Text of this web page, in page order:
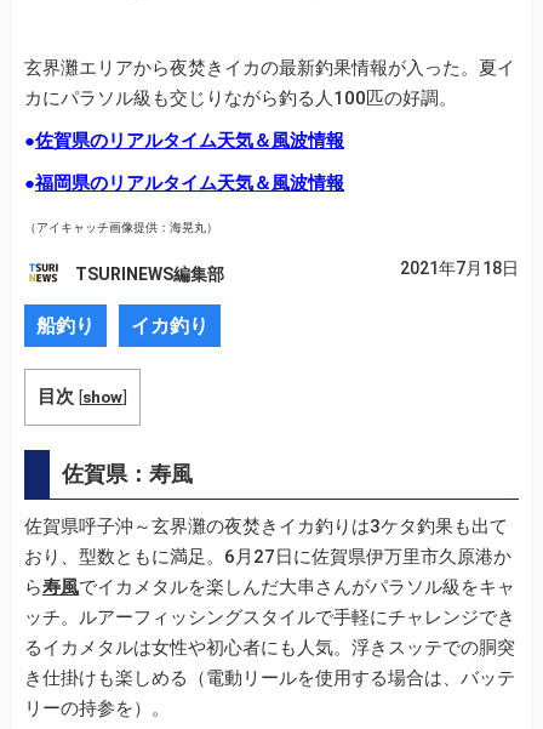
玄界灘エリアから夜焚きイカの最新釣果情報が入った。夏イ
カにパラソル級も交じりながら釣る人100匹の好調。
●佐賀県のリアルタイム天気＆風波情報
●福岡県のリアルタイム天気＆風波情報
（アイキャッチ画像提供：海晃丸）
TSURINEWS編集部 2021年7月18日
船釣り イカ釣り
目次 [show]
佐賀県：寿風
佐賀県呼子沖～玄界灘の夜焚きイカ釣りは3ケタ釣果も出て
おり、型数ともに満足。6月27日に佐賀県伊万里市久原港か
ら寿風でイカメタルを楽しんだ大串さんがパラソル級をキャ
ッチ。ルアーフィッシングスタイルで手軽にチャレンジでき
るイカメタルは女性や初心者にも人気。浮きスッテでの胴突
き仕掛けも楽しめる（電動リールを使用する場合は、バッテ
リーの持参を）。